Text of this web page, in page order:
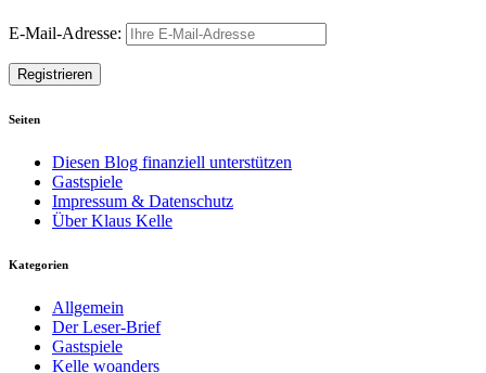
E-Mail-Adresse:
Seiten
Diesen Blog finanziell unterstützen
Gastspiele
Impressum & Datenschutz
Über Klaus Kelle
Kategorien
Allgemein
Der Leser-Brief
Gastspiele
Kelle woanders